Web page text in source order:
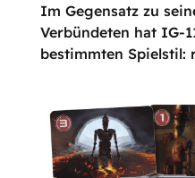
Im Gegensatz zu
Verbündeten hat IG-
bestimmten Spielstil: